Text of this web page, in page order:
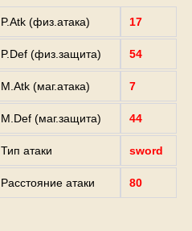
P.Atk (физ.атака) 17
P.Def (физ.защита) 54
M.Atk (маг.атака) 7
M.Def (маг.защита) 44
Тип атаки sword
Расстояние атаки 80